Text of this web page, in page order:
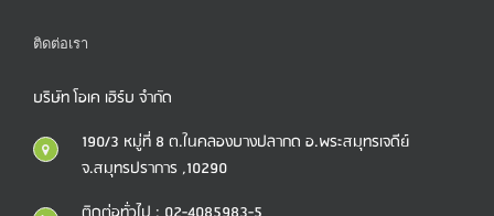
ติดต่อเรา
บริษัท โอเค เฮิร์บ จำกัด
190/3 หมู่ที่ 8 ต.ในคลองบางปลากด อ.พระสมุทรเจดีย์
จ.สมุทรปราการ ,10290